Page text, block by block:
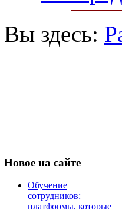
Вы здесь:
Новое на сайте
Обучение
сотрудников:
платформы, которые